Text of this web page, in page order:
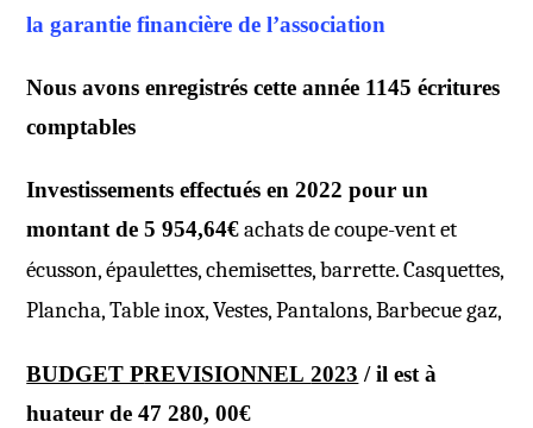
la garantie financière de l’association
Nous avons enregistrés cette année 1145 écritures
comptables
Investissements effectués en 2022 pour un
montant de 5 954,64€achats de coupe-vent et
écusson, épaulettes, chemisettes, barrette. Casquettes,
Plancha, Table inox, Vestes, Pantalons, Barbecue gaz,
BUDGET PREVISIONNEL2023 / il est à
huateur de 47 280, 00€